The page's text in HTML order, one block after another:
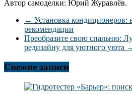
Автор самоделки: Юрий Журавлёв.
← Установка кондиционеров:
рекомендации
Преобразите свою спальню:
редизайну для уютного уюта
Свежие записи